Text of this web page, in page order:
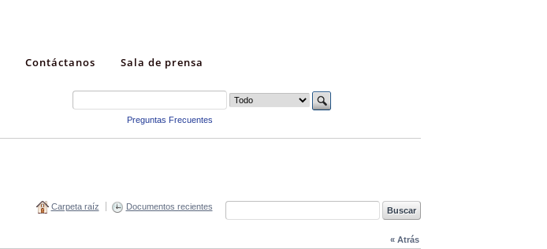
Contáctanos Sala de prensa
Preguntas Frecuentes
Carpeta raíz Documentos recientes
« Atrás